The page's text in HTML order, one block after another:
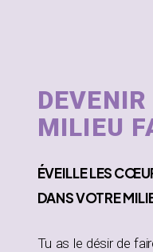
MILIEU
ÉVEILLELES
DANSVOTRE
Tu as le désir de